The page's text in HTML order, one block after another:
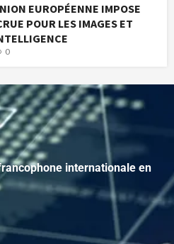
EUROPÉENNE IMPOSE
POUR LES IMAGES ET
0
internationale en